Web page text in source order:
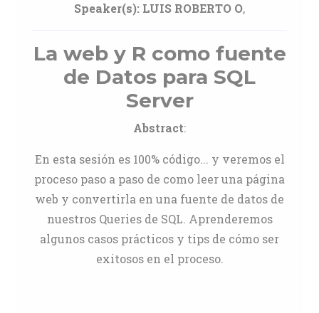
Speaker(s): LUIS ROBERTO O,
La web y R como fuente
de Datos para SQL
Server
Abstract:
En esta sesión es 100% código... y veremos el
proceso paso a paso de como leer una página
web y convertirla en una fuente de datos de
nuestros Queries de SQL. Aprenderemos
algunos casos prácticos y tips de cómo ser
exitosos en el proceso.